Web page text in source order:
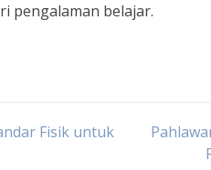
pengalaman belajar.
Fisik untuk